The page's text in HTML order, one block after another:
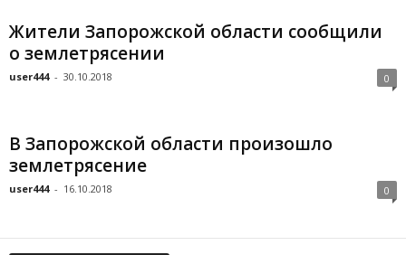
Жители Запорожской области сообщили
о землетрясении
user444 - 30.10.2018 0
В Запорожской области произошло
землетрясение
user444 - 16.10.2018 0